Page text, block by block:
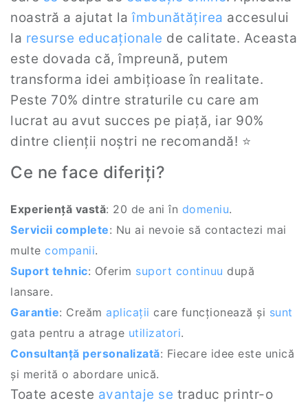
noastră a ajutat laîmbunătățirea accesului
la resurse educaționale de calitate. Aceasta
este dovada că, împreună, putem
transforma idei ambițioase în realitate.
Peste 70% dintre straturile cu care am
lucrat au avut succes pe piață, iar 90%
dintre clienții noștri ne recomandă! ⭐
Ce ne face diferiți?
Experiență vastă: 20 de ani în domeniu.
Servicii complete: Nu ai nevoie să contactezi mai
multe companii.
Suport tehnic: Oferim suport continuu după
lansare.
Garantie: Creăm aplicații care funcționează și sunt
gata pentru a atrage utilizatori.
Consultanță personalizată: Fiecare idee este unică
și merită o abordare unică.
Toate aceste avantaje se traduc printr-o